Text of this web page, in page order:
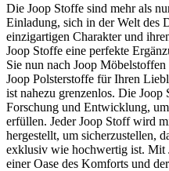
Die Joop Stoffe sind mehr als
Einladung, sich in der Welt des
einzigartigen Charakter und
Joop Stoffe eine perfekte
Sie nun nach Joop
Joop Polsterstoffe für Ihren
ist nahezu grenzenlos. Die Joop
Forschung und Entwicklung,
erfüllen. Jeder Joop Stoff wird
hergestellt, um sicherzustellen,
exklusiv wie hochwertig ist. Mit
einer Oase des Komforts und